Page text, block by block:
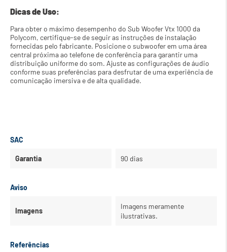
Dicas de Uso:
Para obter o máximo desempenho do Sub Woofer Vtx 1000 da
Polycom, certifique-se de seguir as instruções de instalação
fornecidas pelo fabricante. Posicione o subwoofer em uma área
central próxima ao telefone de conferência para garantir uma
distribuição uniforme do som. Ajuste as configurações de áudio
conforme suas preferências para desfrutar de uma experiência de
comunicação imersiva e de alta qualidade.
SAC
Garantia 90 dias
Aviso
Imagens
Imagens meramente
ilustrativas.
Referências